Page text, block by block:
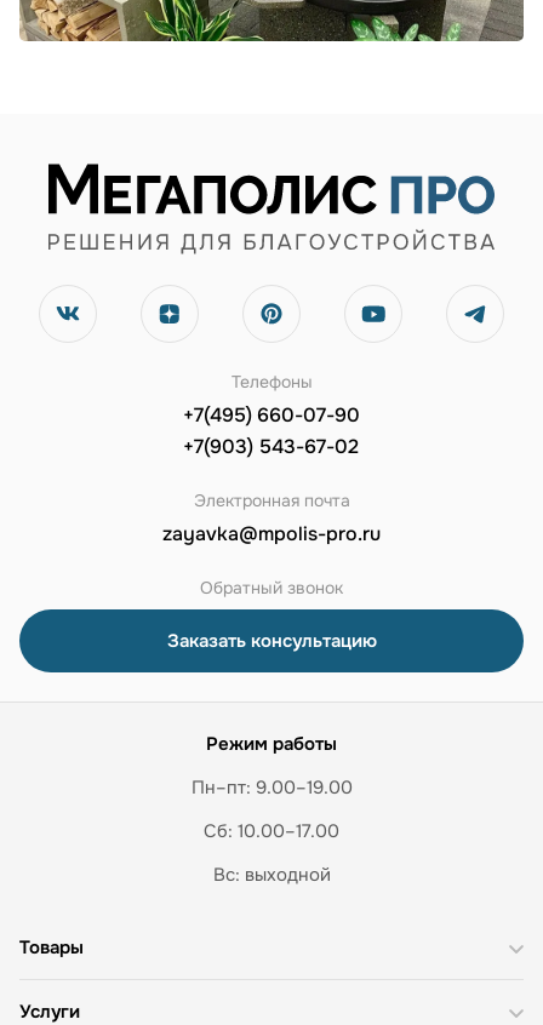
Телефоны
+7(495) 660-07-90
+7(903) 543-67-02
Электронная почта
zayavka@mpolis-pro.ru
Обратный звонок
Заказать консультацию
Режим работы
Пн–пт: 9.00–19.00
Сб: 10.00–17.00
Вс: выходной
Товары
Услуги